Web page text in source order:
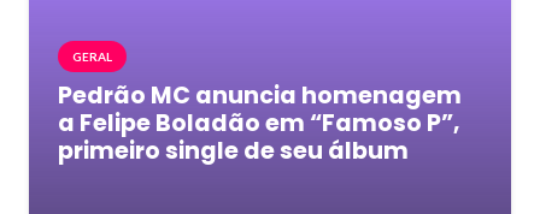
GERAL
Pedrão MC anuncia homenagem
a Felipe Boladão em “Famoso P”,
primeiro single de seu álbum